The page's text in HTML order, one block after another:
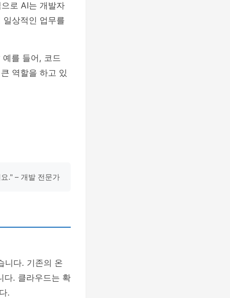
로 AI는 개발자
상적인 업무를
를 들어, 코드
역할을 하고 있
." – 개발 전문가
니다. 기존의 온
다. 클라우드는 확
.